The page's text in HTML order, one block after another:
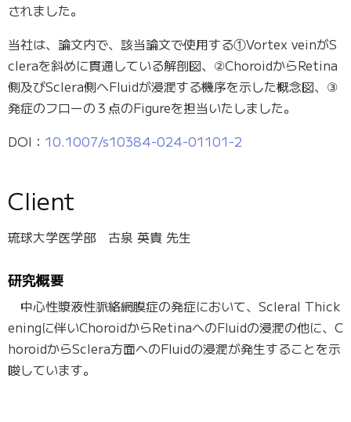
されました。
当社は、論文内で、 該当論文で使用する①Vortex veinがS
cleraを斜めに貫通している解剖図、 ②ChoroidからRetina
側及びSclera側へFluidが浸潤する機序を示した概念図、 ③
発症のフローの３点のFigureを担当いたしました。
DOI： 10.1007/s10384-024-01101-2
Client
琉球大学医学部​​ 古泉 英貴 先生
研究概要
中心性漿液性脈絡網膜症の発症において、 Scleral Thick
eningに伴いChoroidからRetinaへのFluidの浸潤の他に、C
horoidからSclera方面へのFluidの浸潤が発生することを示
唆しています。